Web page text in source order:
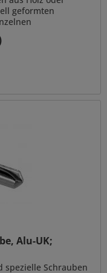
geformten
Alu-UK;
spezielle Schrauben